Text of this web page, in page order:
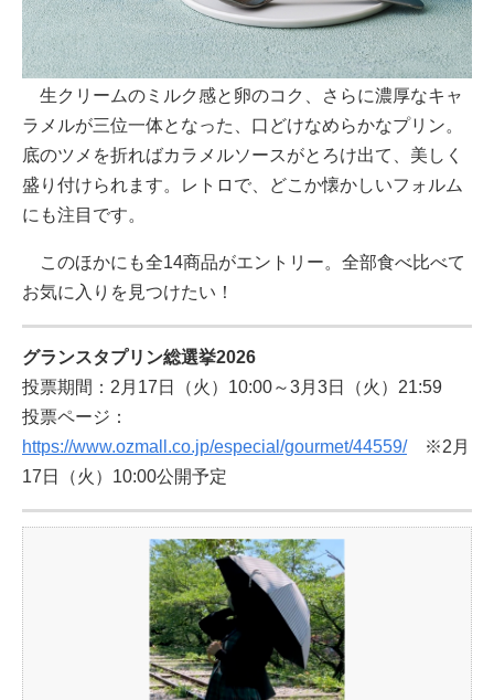
生クリームのミルク感と卵のコク、さらに濃厚なキャ
ラメルが三位一体となった、口どけなめらかなプリン。
底のツメを折ればカラメルソースがとろけ出て、美しく
盛り付けられます。レトロで、どこか懐かしいフォルム
にも注目です。
このほかにも全14商品がエントリー。全部食べ比べて
お気に入りを見つけたい！
グランスタプリン総選挙2026
投票期間：2月17日（火）10:00～3月3日（火）21:59
投票ページ：
https://www.ozmall.co.jp/especial/gourmet/44559/※2月
17日（火）10:00公開予定